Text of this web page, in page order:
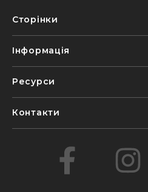
Сторінки
Інформація
Ресурси
Контакти